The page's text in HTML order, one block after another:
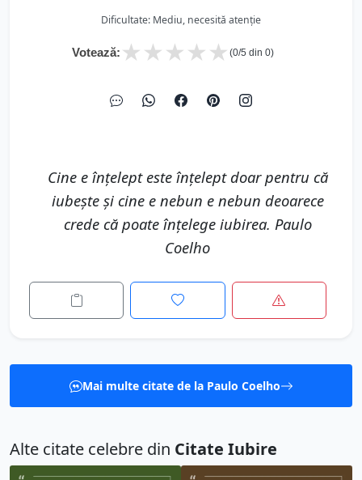
Dificultate: Mediu, necesită atenție
Votează: ★
★
★
★
★ (0/5 din 0)
Cine e înțelept este înțelept doar pentru că
iubește și cine e nebun e nebun deoarece
crede că poate înțelege iubirea. Paulo
Coelho
Mai multe citate de la Paulo Coelho
Alte citate celebre din Citate Iubire